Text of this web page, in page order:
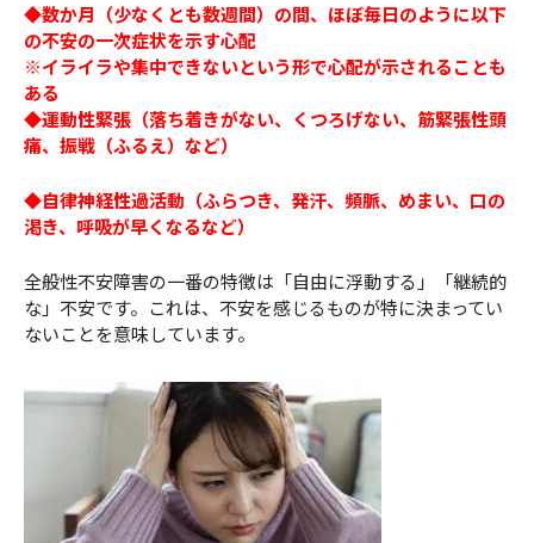
◆数か月（少なくとも数週間）の間、ほぼ毎日のように以下
の不安の一次症状を示す心配
※イライラや集中できないという形で心配が示されることも
ある
◆運動性緊張（落ち着きがない、くつろげない、筋緊張性頭
痛、振戦（ふるえ）など）
◆自律神経性過活動（ふらつき、発汗、頻脈、めまい、口の
渇き、呼吸が早くなるなど）
全般性不安障害の一番の特徴は「自由に浮動する」「継続的
な」不安です。これは、不安を感じるものが特に決まってい
ないことを意味しています。